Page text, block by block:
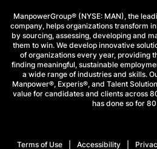
ManpowerGroup® (NYSE: MAN), the
company, helps organizations transform
by sourcing, assessing, developing and
them to win. We develop innovative
of organizations every year, providing
finding meaningful, sustainable
a wide range of industries and skills.
Manpower®, Experis®, and Talent
value for candidates and clients across
has done so for
Terms of Use Accessibility